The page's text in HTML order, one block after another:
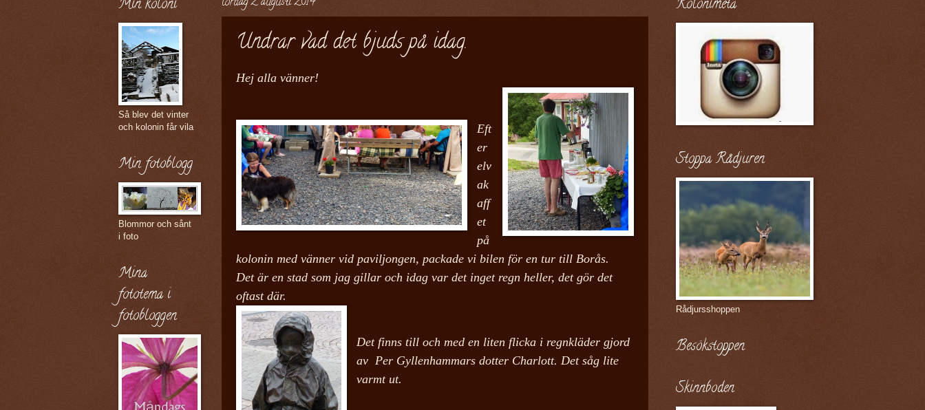
Undrar vad det bjuds på idag.
Hej alla vänner!
Eft
er
elv
ak
aff
et
på
kolonin med vänner vid paviljongen, packade vi bilen för en tur till Borås.
Det är en stad som jag gillar och idag var det inget regn heller, det gör det
oftast där.
Det finns till och med en liten flicka i regnkläder gjord
av Per Gyllenhammars dotter Charlott. Det såg lite
varmt ut.
Min koloni
Så blev det vinter
och kolonin får vila
Min fotoblogg
Blommor och sånt
i foto
Mina
fototema i
fotobloggen
Kolonimeta
Stoppa Rådjuren
Rådjursshoppen
Besökstoppen
Skinnboden